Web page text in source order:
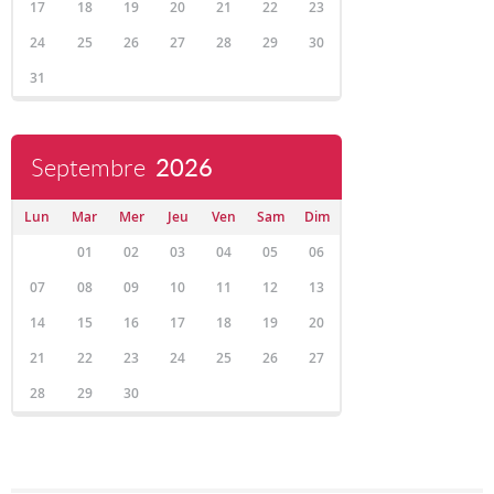
17 18 19 20 21 22
23
24
25 26 27 28 29
30
31
Septembre 2026
Lun Mar Mer Jeu Ven Sam
Dim
01
02 03 04 05
06
07
08 09 10 11 12
13
14
15 16 17 18 19
20
21
22 23 24 25 26
27
28
29 30